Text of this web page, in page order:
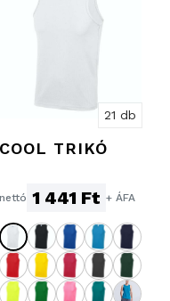
21 db
COOL TRIKÓ
nettó 1 441 Ft + ÁFA